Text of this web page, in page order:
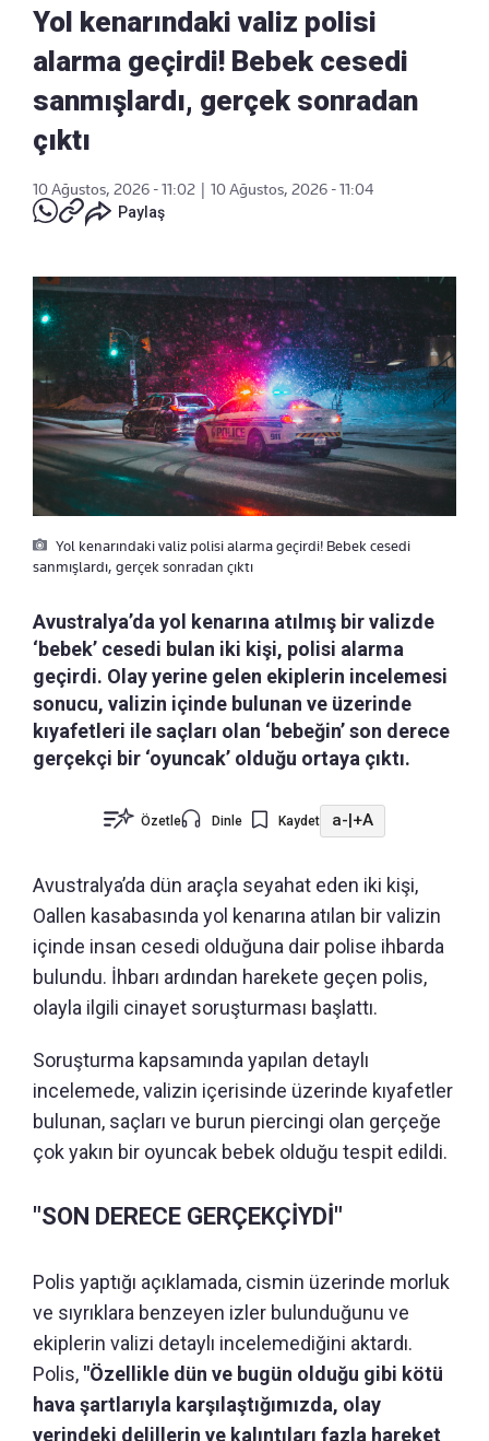
Yol kenarındaki valiz polisi
alarma geçirdi! Bebek cesedi
sanmışlardı, gerçek sonradan
çıktı
10 Ağustos, 2026 - 11:02
10 Ağustos, 2026 - 11:04
Paylaş
Yol kenarındaki valiz polisi alarma geçirdi! Bebek cesedi
sanmışlardı, gerçek sonradan çıktı
Avustralya’da yol kenarına atılmış bir valizde
‘bebek’ cesedi bulan iki kişi, polisi alarma
geçirdi. Olay yerine gelen ekiplerin incelemesi
sonucu, valizin içinde bulunan ve üzerinde
kıyafetleri ile saçları olan ‘bebeğin’ son derece
gerçekçi bir ‘oyuncak’ olduğu ortaya çıktı.
Özetle Dinle Kaydet a-|+A
Avustralya’da dün araçla seyahat eden iki kişi,
Oallen kasabasında yol kenarına atılan bir valizin
içinde insan cesedi olduğuna dair polise ihbarda
bulundu. İhbarı ardından harekete geçen polis,
olayla ilgili cinayet soruşturması başlattı.
Soruşturma kapsamında yapılan detaylı
incelemede, valizin içerisinde üzerinde kıyafetler
bulunan, saçları ve burun piercingi olan gerçeğe
çok yakın bir oyuncak bebek olduğu tespit edildi.
"SON DERECE GERÇEKÇİYDİ"
Polis yaptığı açıklamada, cismin üzerinde morluk
ve sıyrıklara benzeyen izler bulunduğunu ve
ekiplerin valizi detaylı incelemediğini aktardı.
Polis, "Özellikle dün ve bugün olduğu gibi kötü
hava şartlarıyla karşılaştığımızda, olay
yerindeki delillerin ve kalıntıları fazla hareket